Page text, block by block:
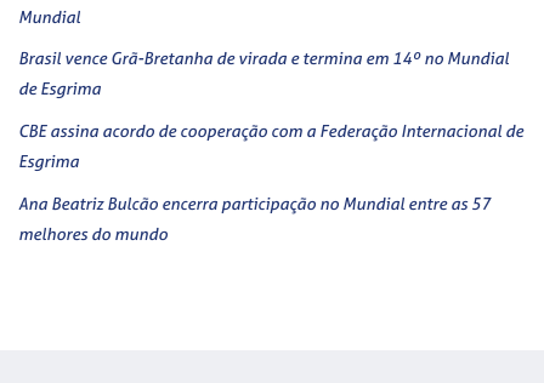
Mundial
Brasil vence Grã-Bretanha de virada e termina em 14º no Mundial
de Esgrima
CBE assina acordo de cooperação com a Federação Internacional de
Esgrima
Ana Beatriz Bulcão encerra participação no Mundial entre as 57
melhores do mundo